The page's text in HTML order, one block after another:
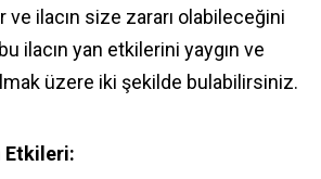
ilacın size zararı olabileceğini
ilacın yan etkilerini yaygın ve
üzere iki şekilde bulabilirsiniz.
Etkileri: